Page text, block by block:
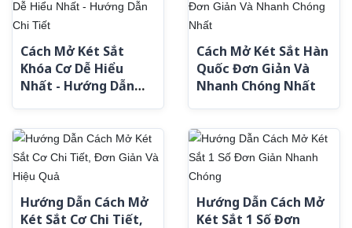
Cách Mở Két Sắt
Khóa Cơ Dễ Hiểu
Nhất - Hướng Dẫn
Cách Mở Két Sắt Hàn
Quốc Đơn Giản Và
Nhanh Chóng Nhất
Hướng Dẫn Cách Mở
Két Sắt Cơ Chi Tiết,
Hướng Dẫn Cách Mở
Két Sắt 1 Số Đơn